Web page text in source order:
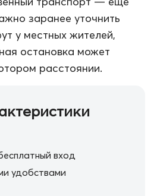
заранее уточнить
у местных жителей,
остановка может
расстоянии.
вход
удобствами